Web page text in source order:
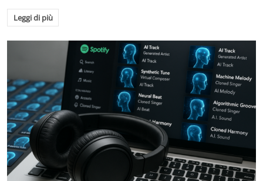
Leggi di più